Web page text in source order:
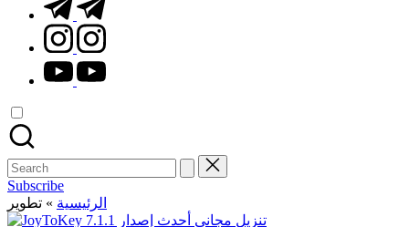
instagram.com
youtube.com
Search
for:
Subscribe
الرئيسية » تطوير